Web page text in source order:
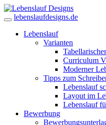
lebenslaufdesigns.de
Lebenslauf
Varianten
Curriculum
Moderner
Tipps zum
Lebenslauf
Layout im
Lebenslauf
Bewerbung